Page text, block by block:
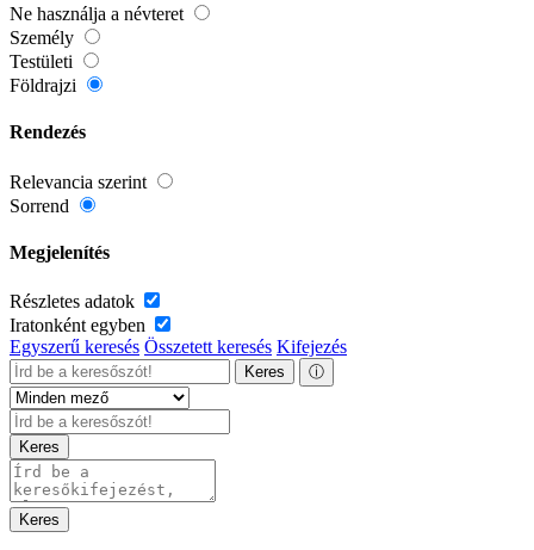
Ne használja a névteret
Személy
Testületi
Földrajzi
Rendezés
Relevancia szerint
Sorrend
Megjelenítés
Részletes adatok
Iratonként egyben
Egyszerű keresés Összetett keresés Kifejezés
Keres ⓘ
Keres
Keres